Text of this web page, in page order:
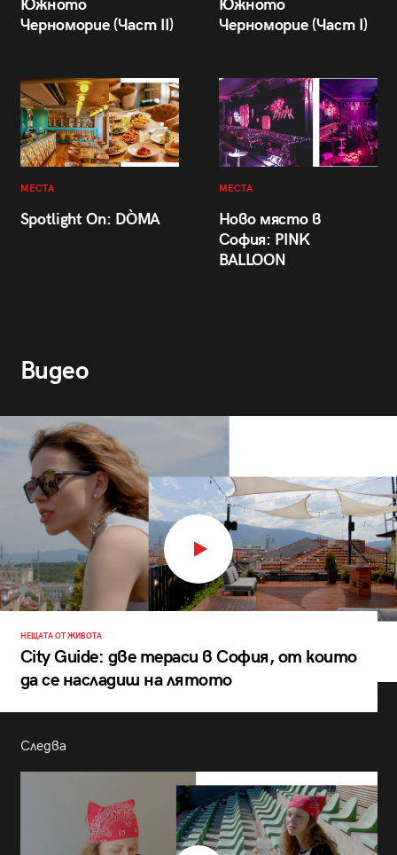
Южното
Черноморие (Част II)
Южното
Черноморие (Част I)
МЕСТА
Spotlight On: DÒMA
МЕСТА
Ново място в
София: PINK
BALLOON
Видео
НЕЩАТА ОТ ЖИВОТА
City Guide: две тераси в София, от които
да се насладиш на лятото
Следва